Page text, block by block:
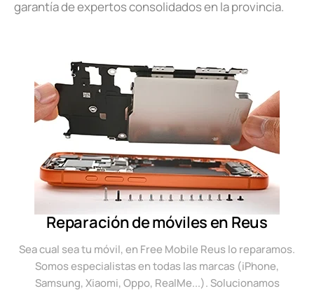
garantía de expertos consolidados en la provincia.
Reparación de móviles en Reus
Sea cual sea tu móvil, en Free Mobile Reus lo reparamos.
Somos especialistas en todas las marcas (iPhone,
Samsung, Xiaomi, Oppo, RealMe...). Solucionamos